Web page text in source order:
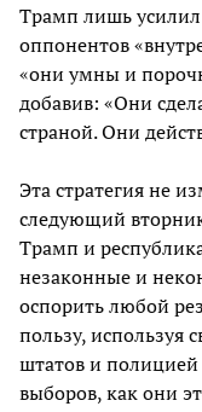
Трамп лишь усилил
оппонентов
«они умны и
добавив: «Они
страной. Они
Эта стратегия не
следующий
Трамп и
незаконные и
оспорить любой
пользу, используя
штатов и полицией
выборов, как они